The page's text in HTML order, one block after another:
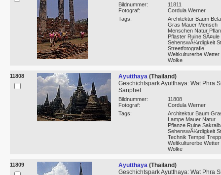
Bildnummer:
11811
Fotograf:
Cordula Werner
Tags:
Architektur Baum
Gras Mauer Mensch
Menschen Natur
Pflaster Ruine SÃ¤ule
SehenswÃ¼rdigkeit
Streetfotografie
Weltkulturerbe Wetter
Wolke
11808 Ayutthaya (Thailand)
Geschichtspark Ayutthaya: Wat Phra
Sanphet
Bildnummer:
11808
Fotograf:
Cordula Werner
Tags:
Architektur Baum
Lampe Mauer Natur
Pflanze Ruine
SehenswÃ¼rdigkeit
Technik Tempel
Weltkulturerbe Wetter
Wolke
11809 Ayutthaya (Thailand)
Geschichtspark Ayutthaya: Wat Phra